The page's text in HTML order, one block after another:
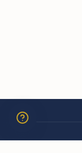
© 2026 Academia